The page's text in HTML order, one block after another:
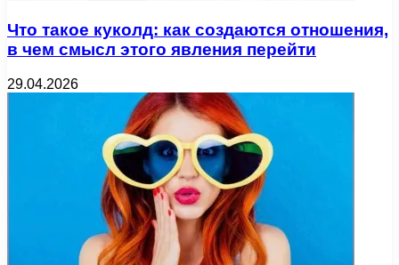
Что такое куколд: как создаются отношения,
в чем смысл этого явления перейти
29.04.2026